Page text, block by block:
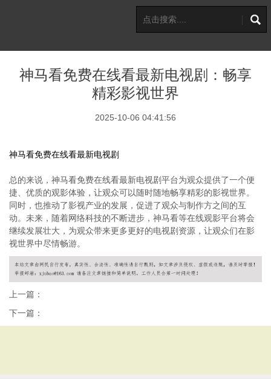
神马看免费在线看最新电视剧：畅享
精彩影视世界
2025-10-06 04:41:56
神马看免费在线看最新电视剧
总的来说，神马看免费在线看最新电视剧平台为观众提供了一个便
捷、优质的观影体验，让观众可以随时随地畅享精彩的影视世界。
同时，也推动了影视产业的发展，促进了观众与制作方之间的互
动。未来，随着网络科技的不断进步，神马看等在线观影平台将会
继续发展壮大，为观众带来更多更好的电视剧资源，让观众们在影
视世界中尽情畅游。
上一篇：
下一篇：